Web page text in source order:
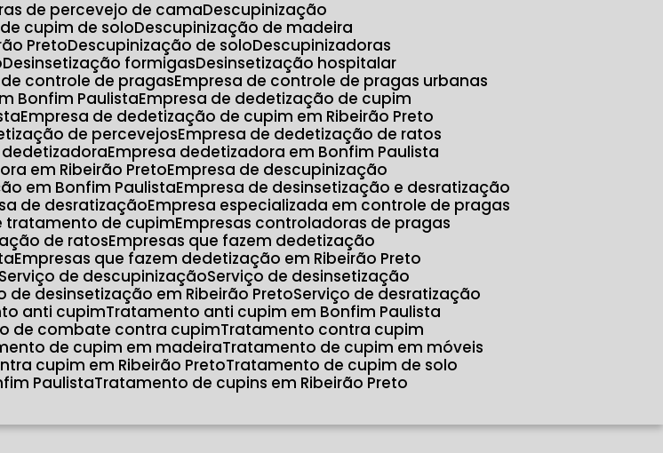
de percevejo de cama Descupinização
de cupim de solo Descupinização de madeira
Preto Descupinização de solo Descupinizadoras
Desinsetização formigas Desinsetização hospitalar
de controle de pragas Empresa de controle de pragas urbanas
Bonfim Paulista Empresa de dedetização de cupim
Empresa de dedetização de cupim em Ribeirão Preto
de percevejos Empresa de dedetização de ratos
dedetizadora Empresa dedetizadora em Bonfim Paulista
em Ribeirão Preto Empresa de descupinização
em Bonfim Paulista Empresa de desinsetização e desratização
de desratização Empresa especializada em controle de pragas
tratamento de cupim Empresas controladoras de pragas
de ratos Empresas que fazem dedetização
Empresas que fazem dedetização em Ribeirão Preto
Serviço de descupinização Serviço de desinsetização
de desinsetização em Ribeirão Preto Serviço de desratização
anti cupim Tratamento anti cupim em Bonfim Paulista
de combate contra cupim Tratamento contra cupim
de cupim em madeira Tratamento de cupim em móveis
cupim em Ribeirão Preto Tratamento de cupim de solo
Paulista Tratamento de cupins em Ribeirão Preto